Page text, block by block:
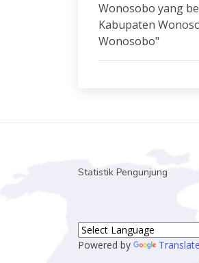
Wonosobo yang
Kabupaten
Wonosobo"
Statistik Pengunjung
Powered by Translate